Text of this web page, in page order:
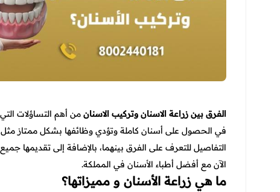
الفرق بين زراعة الاسنان وتركيب الاسنان من أهم التساؤلات
في الحصول على أسنان كاملة وتؤدي وظائفها بشكل ممتاز مثل
التفاصيل للتعرف على الفرق بينهما، بالإضافة إلى تقديمها
الآن مع أفضل أطباء الأسنان في المملكة.
ما هي زراعة الأسنان و مميزاتها؟